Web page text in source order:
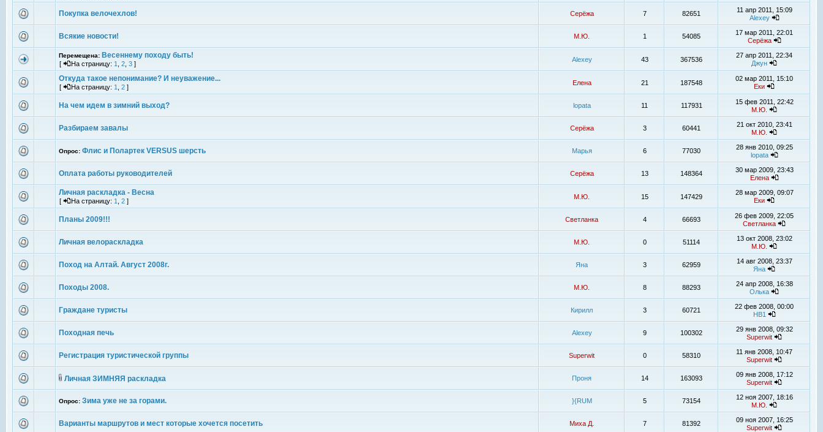
Покупка велочехлов! Серёжа 7 82651
11 апр 2011, 15:09
Alexey
Всякие новости! М.Ю. 1 54085
17 мар 2011, 22:01
Серёжа
Перемещена: Весеннему походу быть!
[ На страницу: 1 2 3 ]
Alexey 43 367536
27 апр 2011, 22:34
Джун
Откуда такое непонимание? И неуважение...
[ На страницу: 1 2 ]
Елена 21 187548
02 мар 2011, 15:10
Еки
На чем идем в зимний выход? lopata 11 117931
15 фев 2011, 22:42
М.Ю.
Разбираем завалы Серёжа 3 60441
21 окт 2010, 23:41
М.Ю.
Опрос: Флис и Полартек VERSUS шерсть Марья 6 77030
28 янв 2010, 09:25
lopata
Оплата работы руководителей Серёжа 13 148364
30 мар 2009, 23:43
Елена
Личная раскладка - Весна
[ На страницу: 1 2 ]
М.Ю. 15 147429
28 мар 2009, 09:07
Еки
Планы 2009!!! Светланка 4 66693
26 фев 2009, 22:05
Светланка
Личная велораскладка М.Ю. 0 51114
13 окт 2008, 23:02
М.Ю.
Поход на Алтай. Август 2008г. Яна 3 62959
14 авг 2008, 23:37
Яна
Походы 2008. М.Ю. 8 88293
24 апр 2008, 16:38
Олька
Граждане туристы Кирилл 3 60721
22 фев 2008, 00:00
НВ1
Походная печь Alexey 9 100302
29 янв 2008, 09:32
Superwit
Регистрация туристической группы Superwit 0 58310
11 янв 2008, 10:47
Superwit
Личная ЗИМНЯЯ раскладка Проня 14 163093
09 янв 2008, 17:12
Superwit
Опрос: Зима уже не за горами. }{RUM 5 73154
12 ноя 2007, 18:16
М.Ю.
Варианты маршрутов и мест которые хочется посетить Миха Д. 7 81392
09 ноя 2007, 16:25
Superwit